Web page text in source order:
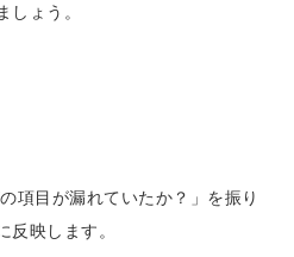
しょう。
項目が漏れていたか？」を振り
反映します。